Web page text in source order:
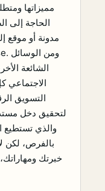
مميزاتها
الحاجة إلى
مدونة أو
الشائعة
الاجتماعي
التسويق
لتحقيق دخل
والذي تستطيع
بالفرص، لكن
خبرتك